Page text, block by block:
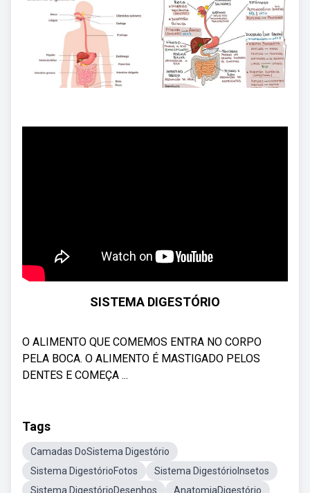
SISTEMA DIGESTÓRIO
O ALIMENTO QUE COMEMOS ENTRA NO CORPO
PELA BOCA. O ALIMENTO É MASTIGADO PELOS
DENTES E COMEÇA ...
Tags
Camadas DoSistema Digestório
Sistema DigestórioFotos
Sistema DigestórioInsetos
Sistema DigestórioDesenhos
AnatomiaDigestório